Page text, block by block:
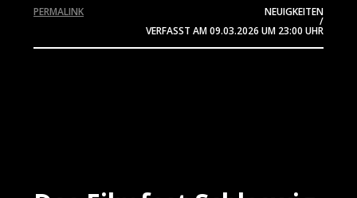
NEUIGKEITEN
/
VERFASST AM09.03.2026 UM 23:00 UHR
PERMALINK